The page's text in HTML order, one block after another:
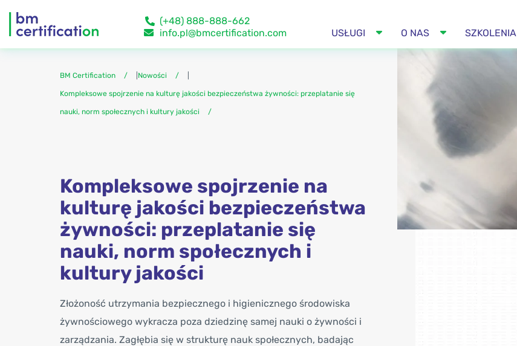
(+48) 888-888-662
info.pl@bmcertification.com
USŁUGI O NAS SZKOLENIA
BM Certification Nowości
Kompleksowe spojrzenie na kulturę jakości bezpieczeństwa żywności: przeplatanie się
nauki, norm społecznych i kultury jakości
Kompleksowe spojrzenie na
kulturę jakości bezpieczeństwa
żywności: przeplatanie się
nauki, norm społecznych i
kultury jakości
Złożoność utrzymania bezpiecznego i higienicznego środowiska
żywnościowego wykracza poza dziedzinę samej nauki o żywności i
zarządzania. Zagłębia się w strukturę nauk społecznych, badając